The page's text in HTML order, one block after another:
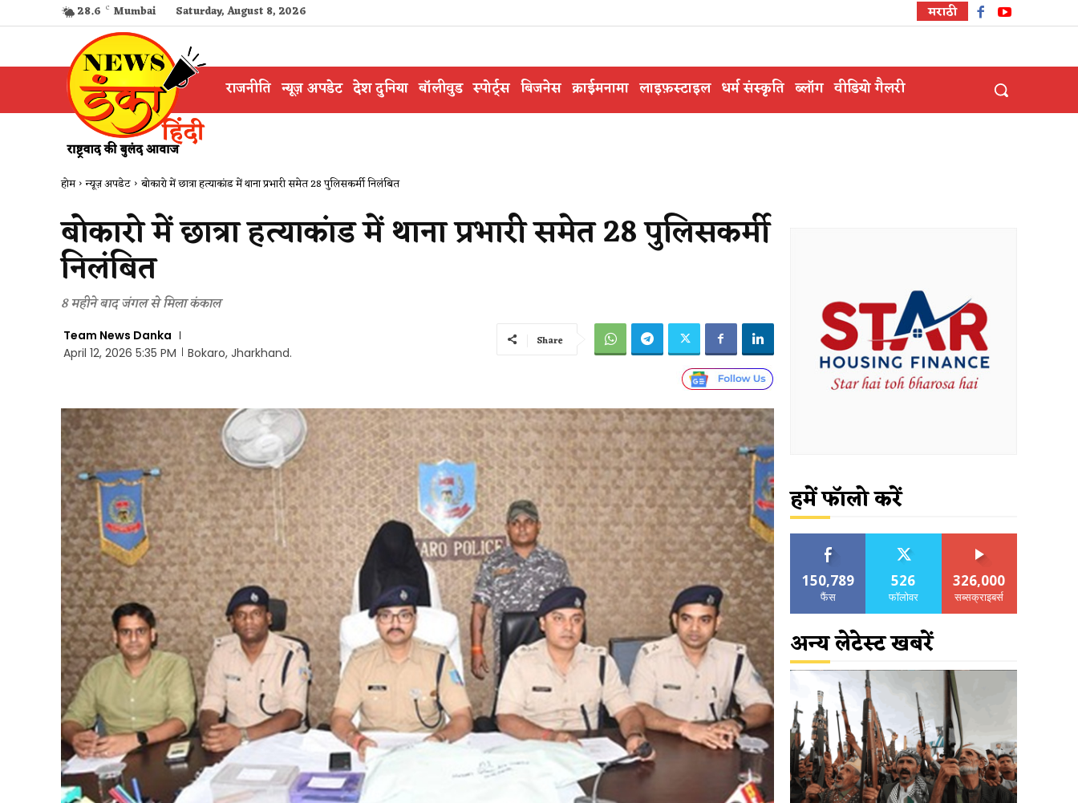
28.6 C Mumbai Saturday, August 8, 2026 मराठी
राजनीति न्यूज़ अपडेट देश दुनिया बॉलीवुड स्पोर्ट्स बिजनेस क्राईमनामा लाइफ़स्टाइल धर्म संस्कृति ब्लॉग वीडियो गैलरी
होम न्यूज़ अपडेट बोकारो में छात्रा हत्याकांड में थाना प्रभारी समेत 28 पुलिसकर्मी निलंबित
बोकारो में छात्रा हत्याकांड में थाना प्रभारी समेत 28 पुलिसकर्मी
निलंबित
8 महीने बाद जंगल से मिला कंकाल
Team News Danka
April 12, 2026 5:35 PM
Bokaro, Jharkhand.
Share
हमें फॉलो करें
150,789
फैंस
526
फॉलोवर
326,000
सब्सक्राइबर्स
अन्य लेटेस्ट खबरें